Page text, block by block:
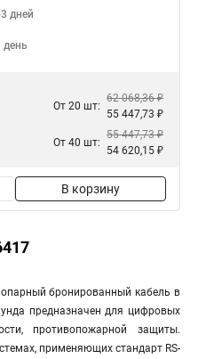
дней
день
От 20 шт:
62 068,36 ₽
55 447,73 ₽
От 40 шт:
55 447,73 ₽
54 620,15 ₽
В корзину
бронированный кабель в
предназначен для цифровых
противопожарной защиты.
применяющих стандарт RS-